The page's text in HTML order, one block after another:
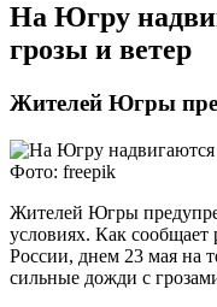
На Югру
грозы и ветер
Жителей Югры
Фото: freepik
Жителей Югры
условиях. Как
России, днем 23 мая на
сильные дожди с